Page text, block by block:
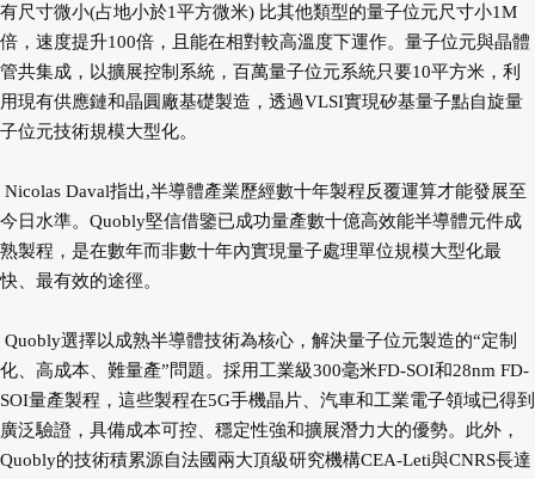
有尺寸微小(占地小於1平方微米) 比其他類型的量子位元尺寸小1M
倍，速度提升100倍，且能在相對較高溫度下運作。量子位元與晶體
管共集成，以擴展控制系統，百萬量子位元系統只要10平方米，利
用現有供應鏈和晶圓廠基礎製造，透過VLSI實現矽基量子點自旋量
子位元技術規模大型化。
Nicolas Daval指出,半導體產業歷經數十年製程反覆運算才能發展至
今日水準。Quobly堅信借鑒已成功量產數十億高效能半導體元件成
熟製程，是在數年而非數十年內實現量子處理單位規模大型化最
快、最有效的途徑。
Quobly選擇以成熟半導體技術為核心，解決量子位元製造的“定制
化、高成本、難量產”問題。採用工業級300毫米FD-SOI和28nm FD-
SOI量產製程，這些製程在5G手機晶片、汽車和工業電子領域已得到
廣泛驗證，具備成本可控、穩定性強和擴展潛力大的優勢。此外，
Quobly的技術積累源自法國兩大頂級研究機構CEA-Leti與CNRS長達